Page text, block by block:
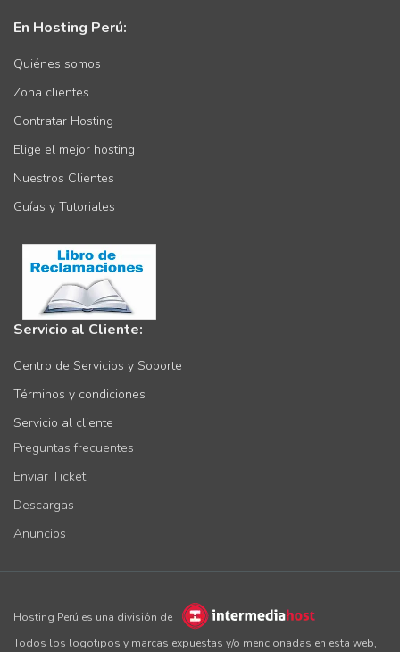
En Hosting Perú:
Quiénes somos
Zona clientes
Contratar Hosting
Elige el mejor hosting
Nuestros Clientes
Guías y Tutoriales
Servicio al Cliente:
Centro de Servicios y Soporte
Términos y condiciones
Servicio al cliente
Preguntas frecuentes
Enviar Ticket
Descargas
Anuncios
Hosting Perú es una división de
Todos los logotipos y marcas expuestas y/o mencionadas en esta web,